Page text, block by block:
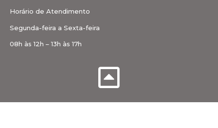
Horário de Atendimento
Segunda-feira a Sexta-feira
08h às 12h – 13h às 17h